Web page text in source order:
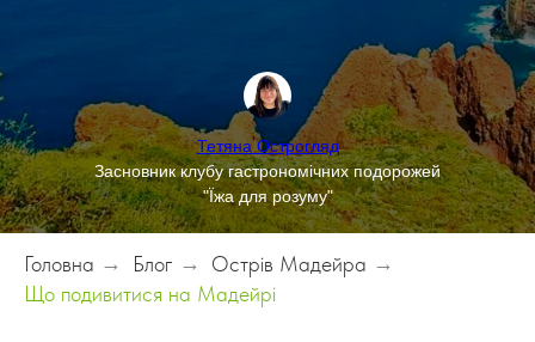
Тетяна Острогляд
Засновник клубу гастрономічних подорожей
"Їжа для розуму"
Головна → Блог → Острів Мадейра →
Що подивитися на Мадейрі